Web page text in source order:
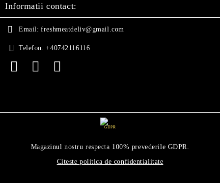
Informatii contact:
Email: freshmeatdeliv@gmail.com
Telefon: +40742116116
GDPR
Magazinul nostru respecta 100% prevederile GDPR.
Citeste politica de confidentialitate